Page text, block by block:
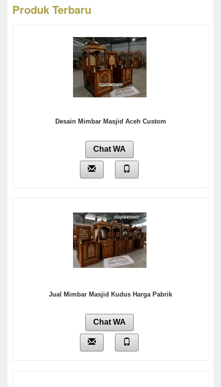
Produk Terbaru
Desain Mimbar Masjid Aceh Custom
Chat WA
Jual Mimbar Masjid Kudus Harga Pabrik
Chat WA